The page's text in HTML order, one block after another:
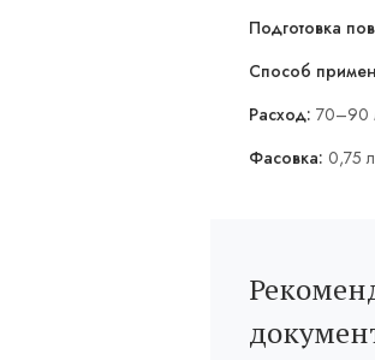
Подготовка
Способ
Расход: 70–90
Фасовка: 0,75